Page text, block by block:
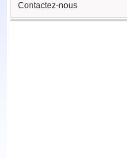
Contactez-nous